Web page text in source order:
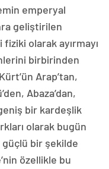
emperyal
geliştirilen
olarak ayırmayı
birbirinden
Arap’tan,
Abaza’dan,
bir kardeşlik
olarak bugün
bir şekilde
özellikle bu